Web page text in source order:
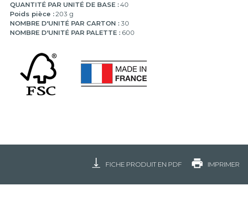
QUANTITÉ PAR UNITÉ DE BASE :40
Poids pièce :203 g
NOMBRE D'UNITÉ PAR CARTON :30
NOMBRE D'UNITÉ PAR PALETTE : 600
FICHE PRODUIT EN PDF IMPRIMER